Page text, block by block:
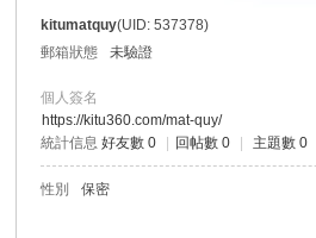
kitumatquy(UID: 537378)
郵箱狀態
未驗證
個人簽名
https://kitu360.com/mat-quy/
統計信息 好友數 0 回帖數 0 主題數 0
性別 保密